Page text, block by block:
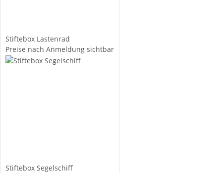
Stiftebox Lastenrad
Preise nach Anmeldung sichtbar
Stiftebox Segelschiff